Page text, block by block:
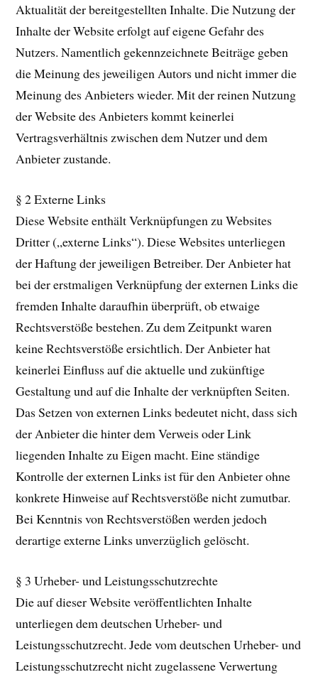
Aktualität der bereitgestellten Inhalte. Die Nutzung der
Inhalte der Website erfolgt auf eigene Gefahr des
Nutzers. Namentlich gekennzeichnete Beiträge geben
die Meinung des jeweiligen Autors und nicht immer die
Meinung des Anbieters wieder. Mit der reinen Nutzung
der Website des Anbieters kommt keinerlei
Vertragsverhältnis zwischen dem Nutzer und dem
Anbieter zustande.
§ 2 Externe Links
Diese Website enthält Verknüpfungen zu Websites
Dritter („externe Links“). Diese Websites unterliegen
der Haftung der jeweiligen Betreiber. Der Anbieter hat
bei der erstmaligen Verknüpfung der externen Links die
fremden Inhalte daraufhin überprüft, ob etwaige
Rechtsverstöße bestehen. Zu dem Zeitpunkt waren
keine Rechtsverstöße ersichtlich. Der Anbieter hat
keinerlei Einfluss auf die aktuelle und zukünftige
Gestaltung und auf die Inhalte der verknüpften Seiten.
Das Setzen von externen Links bedeutet nicht, dass sich
der Anbieter die hinter dem Verweis oder Link
liegenden Inhalte zu Eigen macht. Eine ständige
Kontrolle der externen Links ist für den Anbieter ohne
konkrete Hinweise auf Rechtsverstöße nicht zumutbar.
Bei Kenntnis von Rechtsverstößen werden jedoch
derartige externe Links unverzüglich gelöscht.
§ 3 Urheber- und Leistungsschutzrechte
Die auf dieser Website veröffentlichten Inhalte
unterliegen dem deutschen Urheber- und
Leistungsschutzrecht. Jede vom deutschen Urheber- und
Leistungsschutzrecht nicht zugelassene Verwertung